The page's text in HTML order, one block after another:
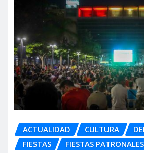
ACTUALIDAD CULTURA
FIESTAS
FIESTAS PATRONALES